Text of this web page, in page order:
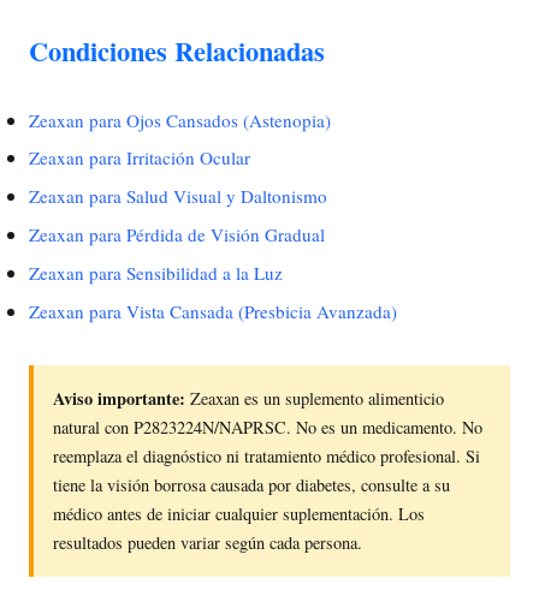
Condiciones Relacionadas
Zeaxan para Ojos Cansados (Astenopia)
Zeaxan para Irritación Ocular
Zeaxan para Salud Visual y Daltonismo
Zeaxan para Pérdida de Visión Gradual
Zeaxan para Sensibilidad a la Luz
Zeaxan para Vista Cansada (Presbicia Avanzada)
Aviso importante: Zeaxan es un suplemento alimenticio
natural con P2823224N/NAPRSC. No es un medicamento. No
reemplaza el diagnóstico ni tratamiento médico profesional. Si
tiene la visión borrosa causada por diabetes, consulte a su
médico antes de iniciar cualquier suplementación. Los
resultados pueden variar según cada persona.